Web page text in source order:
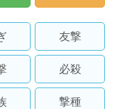
友撃
必殺
撃種